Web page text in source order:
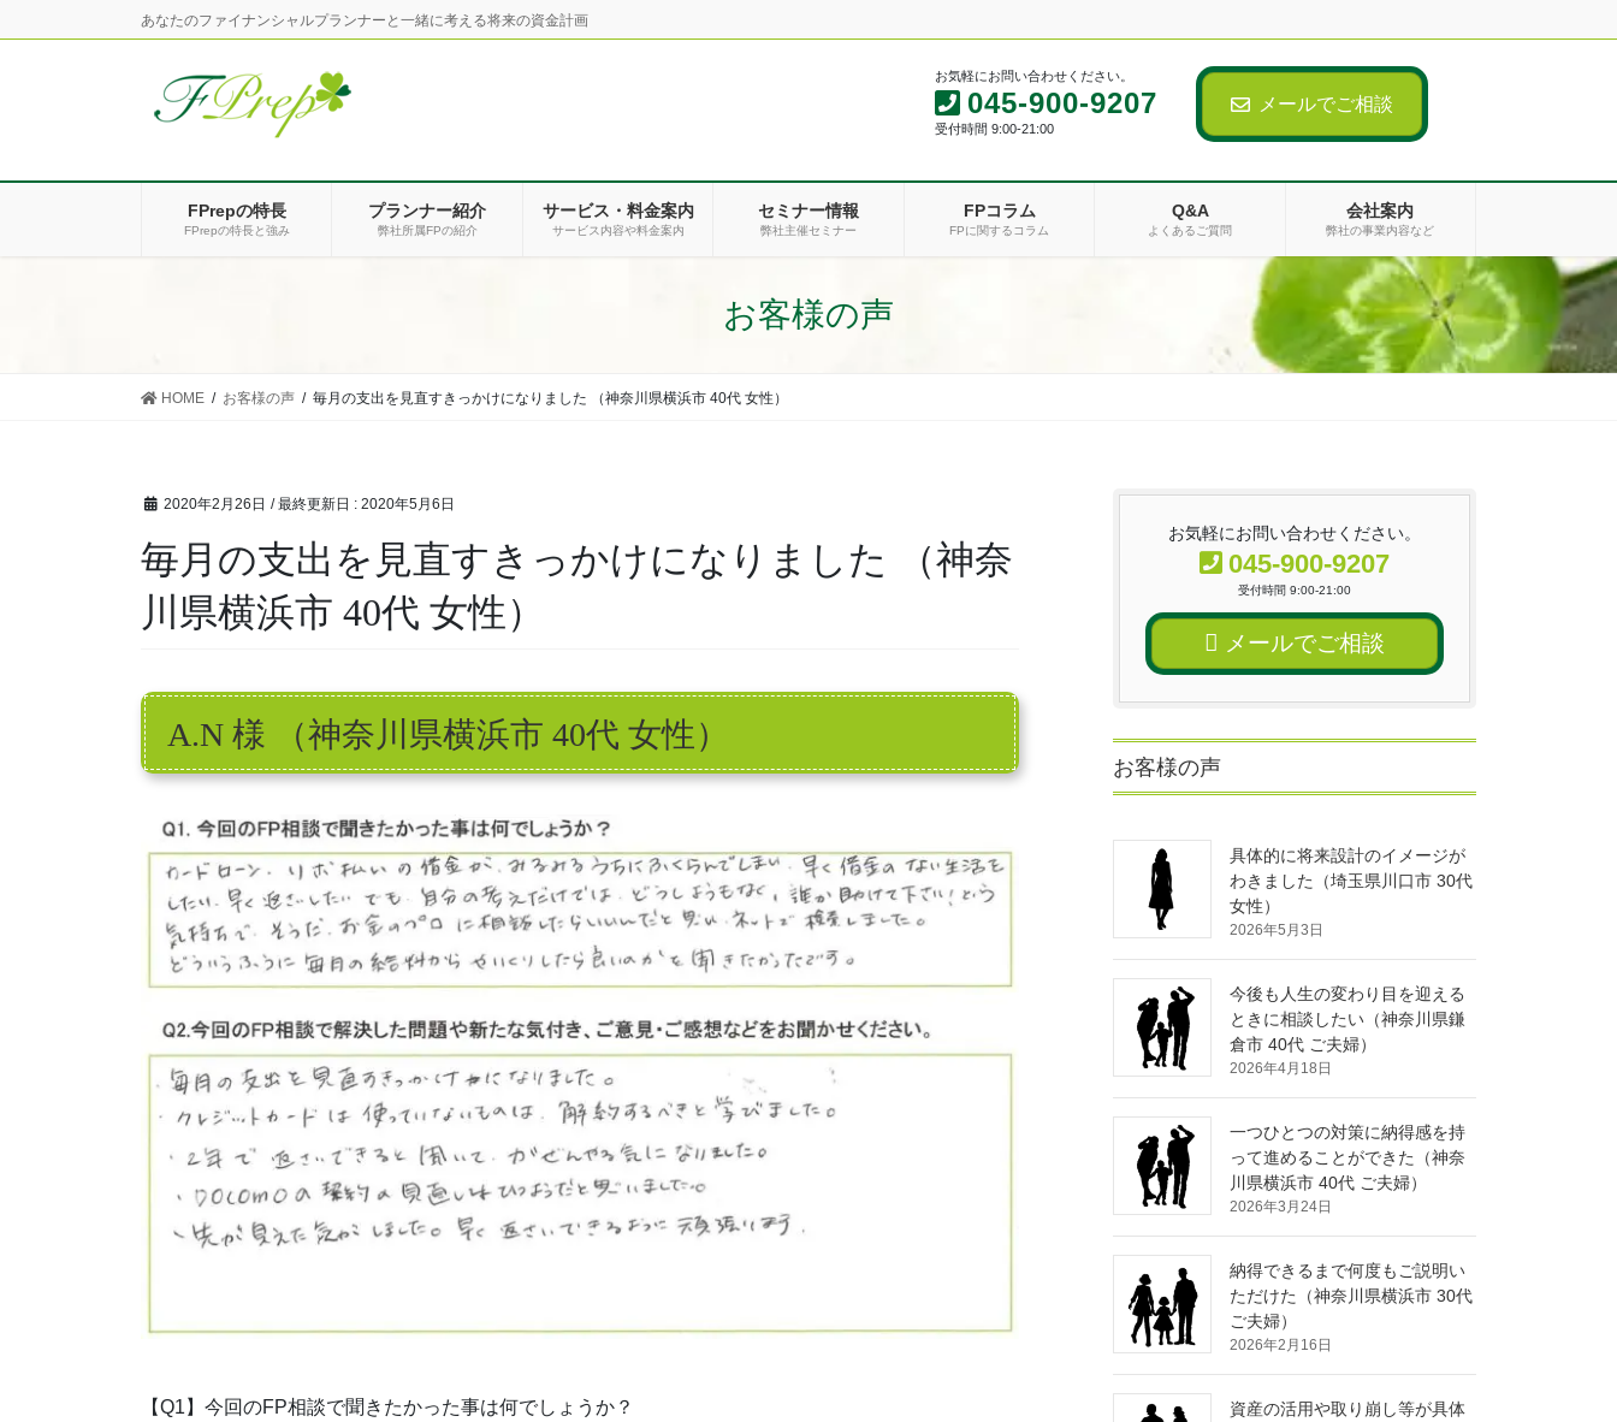
ン
移
ビ
ン
あなたのファイナンシャルプランナーと一緒に考える将来の資金計画
お気軽にお問い合わせください。
045-900-9207
受付時間 9:00-21:00
メールでご相談
FPrepの特長
FPrepの特長と強み
プランナー紹介
弊社所属FPの紹介
サービス・料金案内
サービス内容や料金案内
セミナー情報
弊社主催セミナー
FPコラム
FPに関するコラム
Q&A
よくあるご質問
会社案内
弊社の事業内容など
お客様の声
HOME お客様の声 毎月の支出を見直すきっかけになりました （神奈川県横浜市 40代 女性）
2020年2月26日 / 最終更新日 : 2020年5月6日
毎月の支出を見直すきっかけになりました （神奈
川県横浜市 40代 女性）
A.N 様 （神奈川県横浜市 40代 女性）
【Q1】今回のFP相談で聞きたかった事は何でしょうか？
お気軽にお問い合わせください。
045-900-9207
受付時間 9:00-21:00
メールでご相談
お客様の声
具体的に将来設計のイメージが
わきました（埼玉県川口市 30代
女性）
2026年5月3日
今後も人生の変わり目を迎える
ときに相談したい（神奈川県鎌
倉市 40代 ご夫婦）
2026年4月18日
一つひとつの対策に納得感を持
って進めることができた（神奈
川県横浜市 40代 ご夫婦）
2026年3月24日
納得できるまで何度もご説明い
ただけた（神奈川県横浜市 30代
ご夫婦）
2026年2月16日
資産の活用や取り崩し等が具体